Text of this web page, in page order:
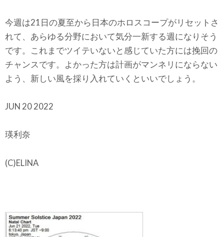
今週は21日の夏至から日本のホロスコープがリセットさ
れて、あらゆる分野において気分一新する週になりそう
です。これまでツイテいないと感じていた方には挽回の
チャンスです。よかった方は計画がマンネリにならない
よう、新しい風を採り入れていくといいでしょう。
JUN 20 2022
瑛利奈
(C)ELINA